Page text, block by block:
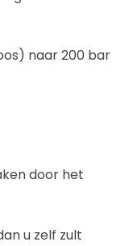
naar 200 bar
door het
u zelf zult